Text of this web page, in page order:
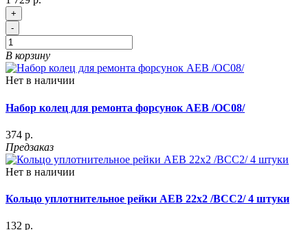
+
-
В корзину
Нет в наличии
Набор колец для ремонта форсунок AEB /OC08/
374 р.
Предзаказ
Нет в наличии
Кольцо уплотнительное рейки AEB 22x2 /BCC2/ 4 штуки
132 р.